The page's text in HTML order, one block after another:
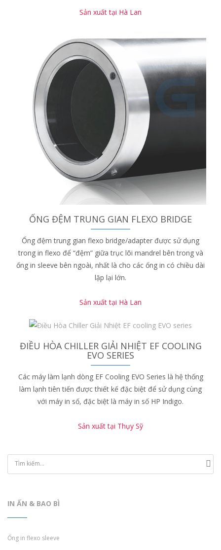
Sản xuất tại Hà Lan
ỐNG ĐỆM TRUNG GIAN FLEXO BRIDGE
Ống đệm trung gian flexo bridge/adapter được sử dụng
trong in flexo để “đệm” giữa trục lõi mandrel bên trong và
ống in sleeve bên ngoài, nhất là cho các ống in có chiều dài
lặp lại lớn.
Sản xuất tại Hà Lan
ĐIỀU HÒA CHILLER GIẢI NHIỆT EF COOLING
EVO SERIES
Các máy làm lạnh dòng EF Cooling EVO Series là hệ thống
làm lạnh tiên tiến được thiết kế đặc biệt để sử dụng cùng
với máy in số, đặc biệt là máy in số HP Indigo.
Sản xuất tại Thụy Sỹ
IN ẤN & BAO BÌ
Ống in flexo sleeve